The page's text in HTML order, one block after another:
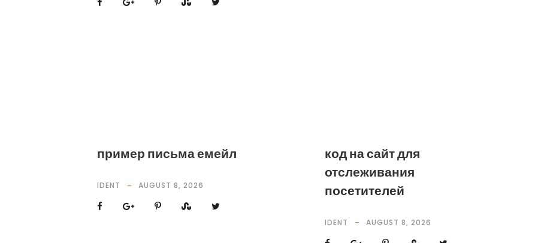
пример письма емейл
IDENT AUGUST 8, 2026
код на сайт для
отслеживания
посетителей
IDENT AUGUST 8, 2026